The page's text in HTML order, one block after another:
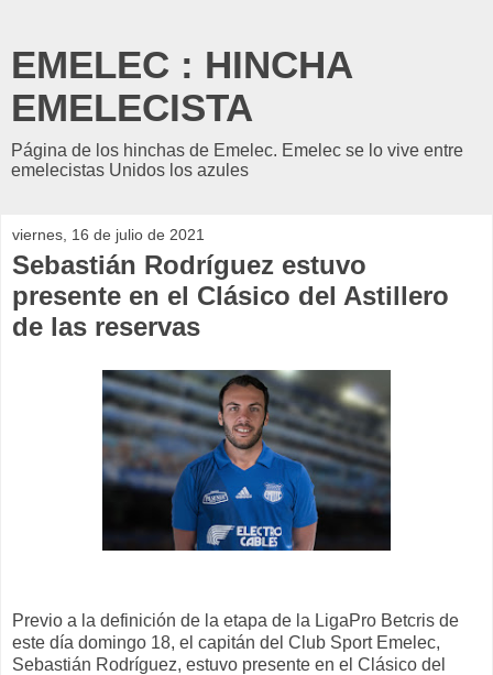
EMELEC : HINCHA
EMELECISTA
Página de los hinchas de Emelec. Emelec se lo vive entre
emelecistas Unidos los azules
viernes, 16 de julio de 2021
Sebastián Rodríguez estuvo
presente en el Clásico del Astillero
de las reservas
Previo a la definición de la etapa de la LigaPro Betcris de
este día domingo 18, el capitán del Club Sport Emelec,
Sebastián Rodríguez, estuvo presente en el Clásico del